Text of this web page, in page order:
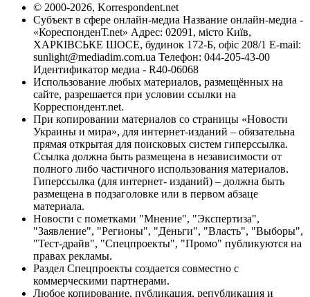
© 2000-2026, Korrespondent.net
Субъект в сфере онлайн-медиа Название онлайн-медиа -
«КореспонденТ.net» Адрес: 02091, місто Київ,
ХАРКІВСЬКЕ ШОСЕ, будинок 172-Б, офіс 208/1 E-mail:
sunlight@mediadim.com.ua Телефон: 044-205-43-00
Идентификатор медиа - R40-06068
Использование любых материалов, размещённых на
сайте, разрешается при условии ссылки на
Корреспондент.net.
При копировании материалов со страницы «Новости
Украины и мира», для интернет-изданий – обязательна
прямая открытая для поисковых систем гиперссылка.
Ссылка должна быть размещена в независимости от
полного либо частичного использования материалов.
Гиперссылка (для интернет- изданий) – должна быть
размещена в подзаголовке или в первом абзаце
материала.
Новости с пометками "Мнение", "Экспертиза",
"Заявление", "Регионы", "Деньги", "Власть", "Выборы",
"Тест-драйв", "Спецпроекты", "Промо" публикуются на
правах рекламы.
Раздел Спецпроекты создается совместно с
коммерческими партнерами.
Любое копирование, публикация, републикация и